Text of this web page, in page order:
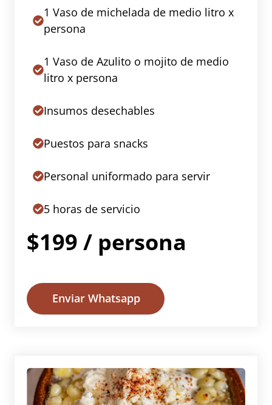
1 Vaso de michelada de medio litro x
persona
1 Vaso de Azulito o mojito de medio
litro x persona
Insumos desechables
Puestos para snacks
Personal uniformado para servir
5 horas de servicio
$199 / persona
Enviar Whatsapp